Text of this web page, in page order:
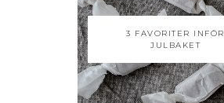
3 FAVORITER INFÖR
JULBAKET